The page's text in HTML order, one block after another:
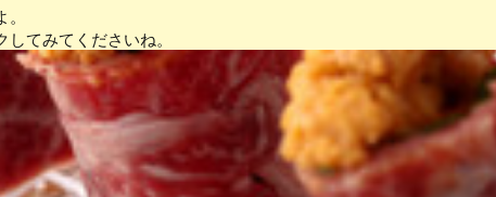
てみてくださいね。